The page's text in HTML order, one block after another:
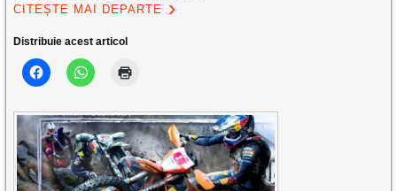
CITEȘTE MAI DEPARTE
Distribuie acest articol